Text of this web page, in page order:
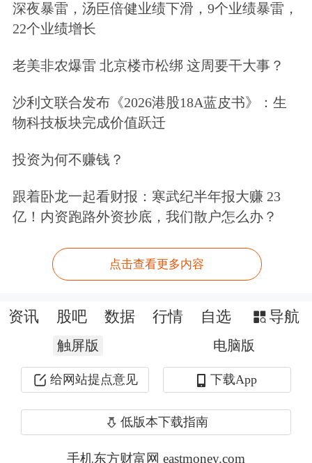
权合约，工业硅现货价格持续走低，23
格的波动做出准确反应，为后续产业内
基础。
上海东证期货有限公司总经理唐雷认
权上市为投资者提供了新的资产配置工
构。由于期权投资的高度专业性，可以
吸引更多专业的机构投资者参与进来，
为期货市场带来更多流动性，加强市场
的厚度与活跃程度。同时，工业硅期权
上市也有利于推动金融机构业务的创新
深夜暴雷，汤臣倍健业绩下滑，9个业绩暴雷，
22个业绩增长
老美非农爆雷 北京楼市松绑 这周要干大事？
沙利文联合发布《2026港股18A蓝皮书》：生
物科技板块完成价值跃迁
投资为何不赚钱？
跟着卧龙一起看财报：寒武纪半年报大赚 23
亿！内资跑路外资抄底，我们散户怎么办？
点击查看更多内容
资讯 股吧 数据 行情 自选 导航
触屏版 电脑版
给网站提点意见 下载App
低版本下载指南
手机东方财富网 eastmoney.com